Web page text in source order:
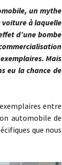
un mythe
à laquelle
d’une bombe
Mais
eu la chance de
entre
automobile de
que nous